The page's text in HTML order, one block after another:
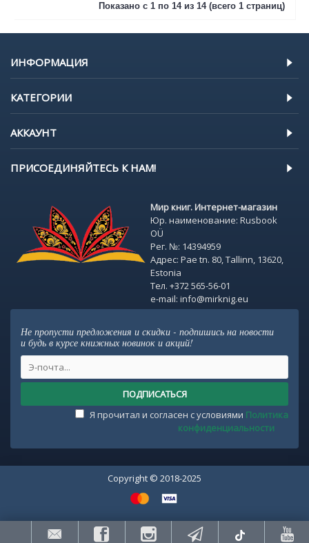
Показано с 1 по 14 из 14 (всего 1 страниц)
ИНФОРМАЦИЯ
КАТЕГОРИИ
АККАУНТ
ПРИСОЕДИНЯЙТЕСЬ К НАМ!
Мир книг. Интернет-магазин
Юр. наименование: Rusbook
OÜ
Рег. №: 14394959
Адрес: Pae tn. 80, Tallinn, 13620,
Estonia
Тел. +372 565-56-01
e-mail: info@mirknig.eu
Не пропусти предложения и скидки - подпишись на новости
и будь в курсе книжных новинок и акций!
ПОДПИСАТЬСЯ
Я прочитал и согласен с условиями Политика
конфиденциальности
Copyright © 2018-2025